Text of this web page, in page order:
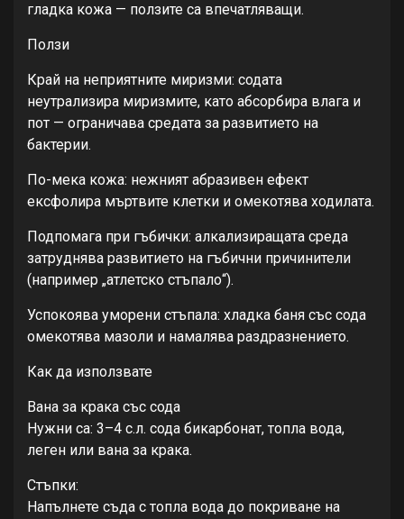
гладка кожа — ползите са впечатляващи.
Ползи
Край на неприятните миризми: содата
неутрализира миризмите, като абсорбира влага и
пот — ограничава средата за развитието на
бактерии.
По-мека кожа: нежният абразивен ефект
ексфолира мъртвите клетки и омекотява ходилата.
Подпомага при гъбички: алкализиращата среда
затруднява развитието на гъбични причинители
(например „атлетско стъпало“).
Успокоява уморени стъпала: хладка баня със сода
омекотява мазоли и намалява раздразнението.
Как да използвате
Вана за крака със сода
Нужни са: 3–4 с.л. сода бикарбонат, топла вода,
леген или вана за крака.
Стъпки:
Напълнете съда с топла вода до покриване на